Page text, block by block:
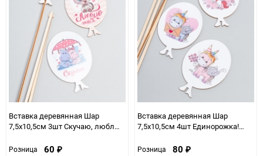
Вставка деревянная Шар
7,5х10,5см 3шт Скучаю, люблю!
Розница 60 ₽
Вставка деревянная Шар
7,5х10,5см 4шт Единорожка!
Розница 80 ₽